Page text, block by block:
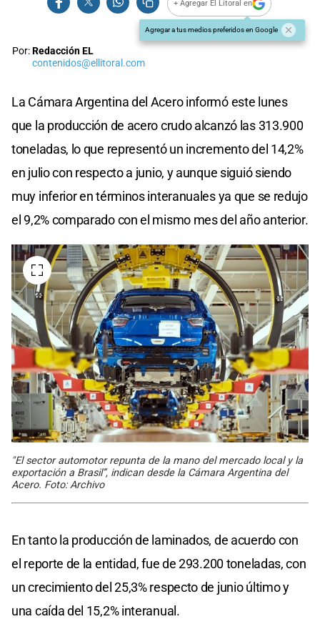
+ Agregar El Litoral en
Agregar a tus medios preferidos en Google
Por:Redacción EL
contenidos@ellitoral.com
La Cámara Argentina del Acero informó este lunes
que la producción de acero crudo alcanzó las 313.900
toneladas, lo que representó un incremento del 14,2%
en julio con respecto a junio, y aunque siguió siendo
muy inferior en términos interanuales ya que se redujo
el 9,2% comparado con el mismo mes del año anterior.
"El sector automotor repunta de la mano del mercado local y la
exportación a Brasil”, indican desde la Cámara Argentina del
Acero. Foto: Archivo
En tanto la producción de laminados, de acuerdo con
el reporte de la entidad, fue de 293.200 toneladas, con
un crecimiento del 25,3% respecto de junio último y
una caída del 15,2% interanual.